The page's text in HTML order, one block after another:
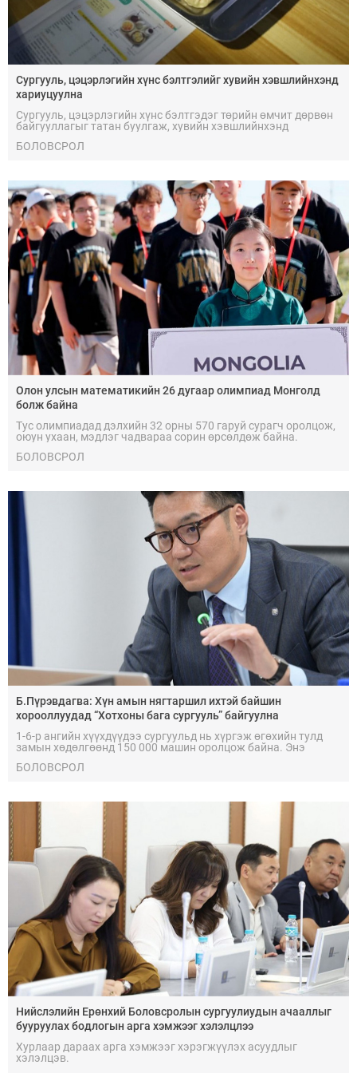
Сургууль, цэцэрлэгийн хүнс бэлтгэлийг хувийн хэвшлийнхэнд
хариуцуулна
Сургууль, цэцэрлэгийн хүнс бэлтгэдэг төрийн өмчит дөрвөн
байгууллагыг татан буулгаж, хувийн хэвшлийнхэнд
БОЛОВСРОЛ
Олон улсын математикийн 26 дугаар олимпиад Монголд
болж байна
Тус олимпиадад дэлхийн 32 орны 570 гаруй сурагч оролцож,
оюун ухаан, мэдлэг чадвараа сорин өрсөлдөж байна.
БОЛОВСРОЛ
Б.Пүрэвдагва: Хүн амын нягтаршил ихтэй байшин
хорооллуудад “Хотхоны бага сургууль” байгуулна
1-6-р ангийн хүүхдүүдээ сургуульд нь хүргэж өгөхийн тулд
замын хөдөлгөөнд 150 000 машин оролцож байна. Энэ
юм.
БОЛОВСРОЛ
Нийслэлийн Ерөнхий Боловсролын сургуулиудын ачааллыг
бууруулах бодлогын арга хэмжээг хэлэлцлээ
Хурлаар дараах арга хэмжээг хэрэгжүүлэх асуудлыг
хэлэлцэв.